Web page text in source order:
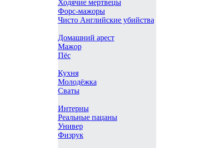
Ходячие мертвецы
Форс-мажоры
Чисто Английские убийства
Домашний арест
Мажор
Пёс
Кухня
Молодёжка
Сваты
Интерны
Реальные пацаны
Универ
Физрук